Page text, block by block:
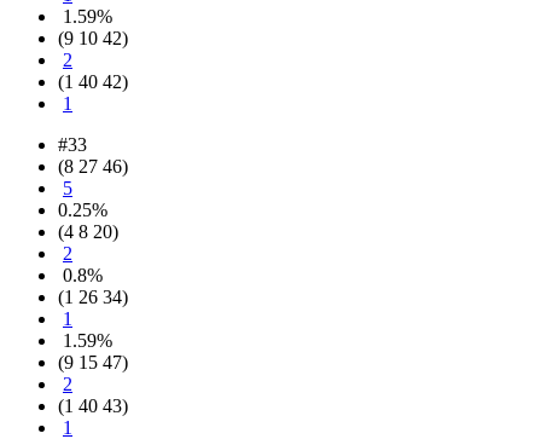
1.59%
(9 10 42)
2
(1 40 42)
1
#33
(8 27 46)
5
0.25%
(4 8 20)
2
0.8%
(1 26 34)
1
1.59%
(9 15 47)
2
(1 40 43)
1